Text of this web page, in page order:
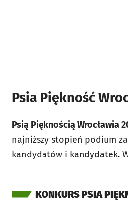
Psia Piękność
Psią Pięknością Wrocławia
najniższy stopień podium
kandydatów i kandydatek.
KONKURS PSIA